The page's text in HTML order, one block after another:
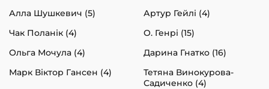
Алла Шушкевич (5)
Артур Гейлі (4)
Чак Поланік (4)
О. Генрі (15)
Ольга Мочула (4)
Дарина Гнатко (16)
Марк Віктор Гансен (4)
Тетяна Винокурова-
Садиченко (4)